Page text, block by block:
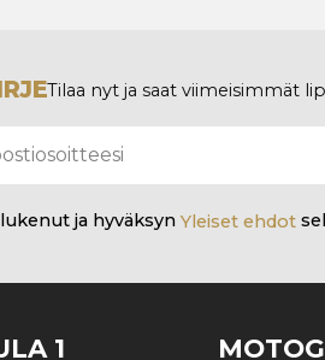
Tilaa nyt ja saat viimeisimmät
ja hyväksyn Yleiset ehdot
1